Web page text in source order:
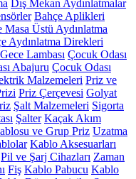
Dış Mekan Aydınlatmalar
Bahçe Aplikleri
Masa Üstü Aydınlatma
Aydınlatma Direkleri
Lambası Çocuk Odası
Abajuru Çocuk Odası
Malzemeleri Priz ve
Priz Çerçevesi Golyat
Şalt Malzemeleri Sigorta
Şalter Kaçak Akım
ve Grup Priz Uzatma
Kablo Aksesuarları
Pil ve Şarj Cihazları Zaman
Fiş Kablo Pabucu Kablo